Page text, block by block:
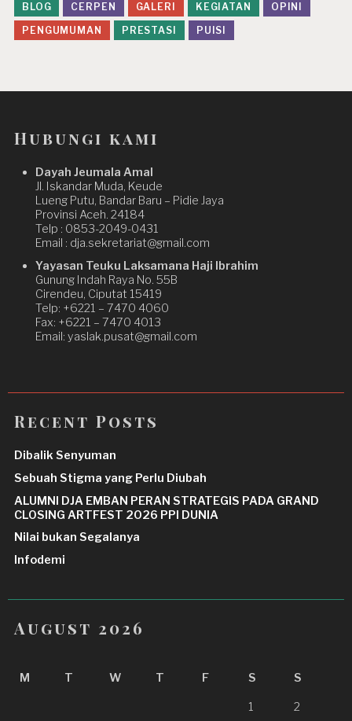
BLOG CERPEN GALERI KEGIATAN
OPINI
PENGUMUMAN
PRESTASI PUISI
Hubungi kami
Dayah Jeumala Amal
Jl. Iskandar Muda, Keude
Lueng Putu, Bandar Baru – Pidie Jaya
Provinsi Aceh. 24184
Telp : 0853-2049-0431
Email : dja.sekretariat@gmail.com
Yayasan Teuku Laksamana Haji Ibrahim
Gunung Indah Raya No. 55B
Cirendeu, Ciputat 15419
Telp: +6221 – 7470 4060
Fax: +6221 – 7470 4013
Email: yaslak.pusat@gmail.com
Recent Posts
Dibalik Senyuman
Sebuah Stigma yang Perlu Diubah
ALUMNI DJA EMBAN PERAN STRATEGIS PADA GRAND
CLOSING ARTFEST 2026 PPI DUNIA
Nilai bukan Segalanya
Infodemi
August 2026
M T W T F S S
1 2